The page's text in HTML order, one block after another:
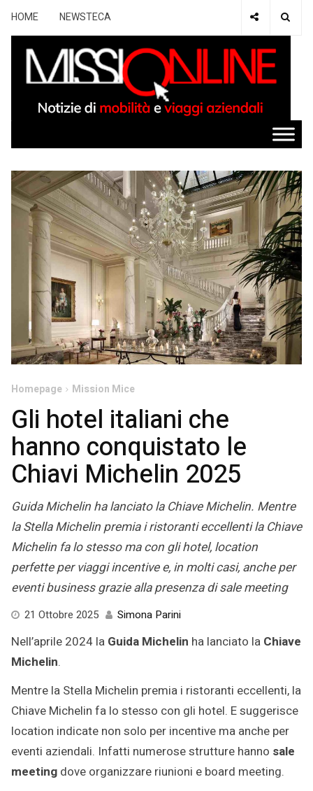
HOME NEWSTECA
Homepage Mission Mice
Gli hotel italiani che
hanno conquistato le
Chiavi Michelin 2025
Guida Michelin ha lanciato la Chiave Michelin. Mentre
la Stella Michelin premia i ristoranti eccellenti la Chiave
Michelin fa lo stesso ma con gli hotel, location
perfette per viaggi incentive e, in molti casi, anche per
eventi business grazie alla presenza di sale meeting
21 Ottobre 202523
2025
Simona Parini
Nell’aprile 2024 la Guida Michelin ha lanciato la Chiave
Michelin.
Mentre la Stella Michelin premia i ristoranti eccellenti, la
Chiave Michelin fa lo stesso con gli hotel. E suggerisce
location indicate non solo per incentive ma anche per
eventi aziendali. Infatti numerose strutture hanno sale
meeting dove organizzare riunioni e board meeting.